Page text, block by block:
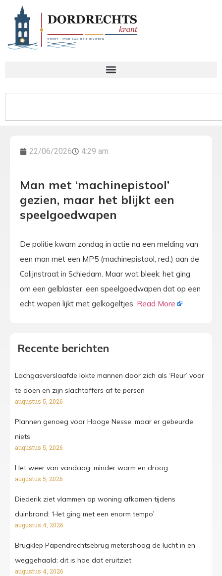
22/06/2026 4:29 am
Man met ‘machinepistool’
gezien, maar het blijkt een
speelgoedwapen
De politie kwam zondag in actie na een melding van
een man met een MP5 (machinepistool, red.) aan de
Colijnstraat in Schiedam. Maar wat bleek: het ging
om een gelblaster, een speelgoedwapen dat op een
echt wapen lijkt met gelkogeltjes. Read More
Recente berichten
Lachgasverslaafde lokte mannen door zich als ‘Fleur’ voor
te doen en zijn slachtoffers af te persen
augustus 5, 2026
Plannen genoeg voor Hooge Nesse, maar er gebeurde
niets
augustus 5, 2026
Het weer van vandaag: minder warm en droog
augustus 5, 2026
Diederik ziet vlammen op woning afkomen tijdens
duinbrand: ‘Het ging met een enorm tempo’
augustus 4, 2026
Brugklep Papendrechtsebrug metershoog de lucht in en
weggehaald: dit is hoe dat eruitziet
augustus 4, 2026